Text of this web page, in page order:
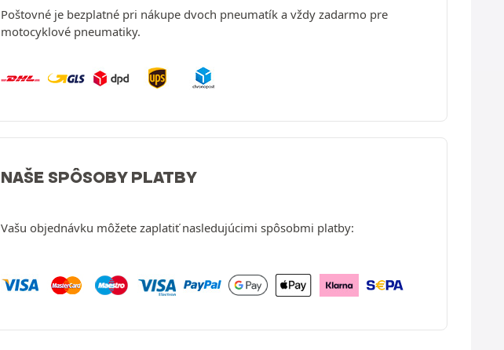
Poštovné je bezplatné pri nákupe dvoch pneumatík a vždy zadarmo pre
motocyklové pneumatiky.
NAŠE SPÔSOBY PLATBY
Vašu objednávku môžete zaplatiť nasledujúcimi spôsobmi platby: